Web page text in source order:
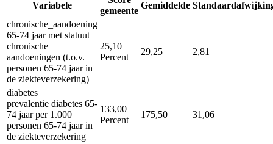
Variabele
gemeente
Gemiddelde
chronische_aandoening
65-74 jaar met statuut
chronische
aandoeningen (t.o.v.
personen 65-74 jaar in
de ziekteverzekering)
25,10
Percent
29,25 2,81
diabetes
prevalentie diabetes 65-
74 jaar per 1.000
personen 65-74 jaar in
de ziekteverzekering
133,00
Percent
175,50 31,06